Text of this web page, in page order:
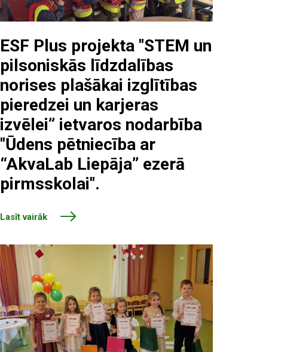
ESF Plus projekta "STEM un
pilsoniskās līdzdalības
norises plašākai izglītības
pieredzei un karjeras
izvēlei” ietvaros nodarbība
"Ūdens pētniecība ar
“AkvaLab Liepāja” ezerā
pirmsskolai".
Lasīt vairāk